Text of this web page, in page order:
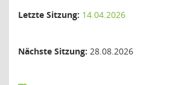
Letzte Sitzung: 14.04.2026
Nächste Sitzung: 28.08.2026